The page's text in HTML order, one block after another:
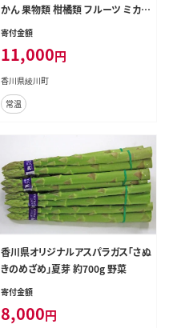
かん 果物類 柑橘類 フルーツ ミカン
蜜柑 くだもの
寄付金額
11,000円
香川県綾川町
常温
香川県オリジナルアスパラガス「さぬ
きのめざめ」夏芽 約700g 野菜
寄付金額
8,000円